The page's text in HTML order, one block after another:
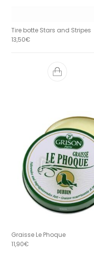
Tire botte Stars and Stripes
13,50€
Graisse Le Phoque
11,90€